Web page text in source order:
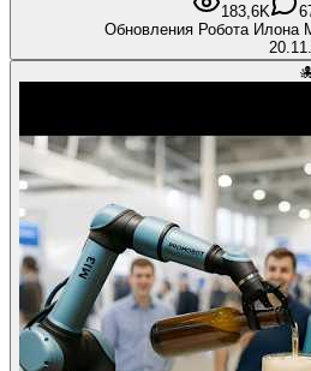
183,6K
Обновления Робота Илона